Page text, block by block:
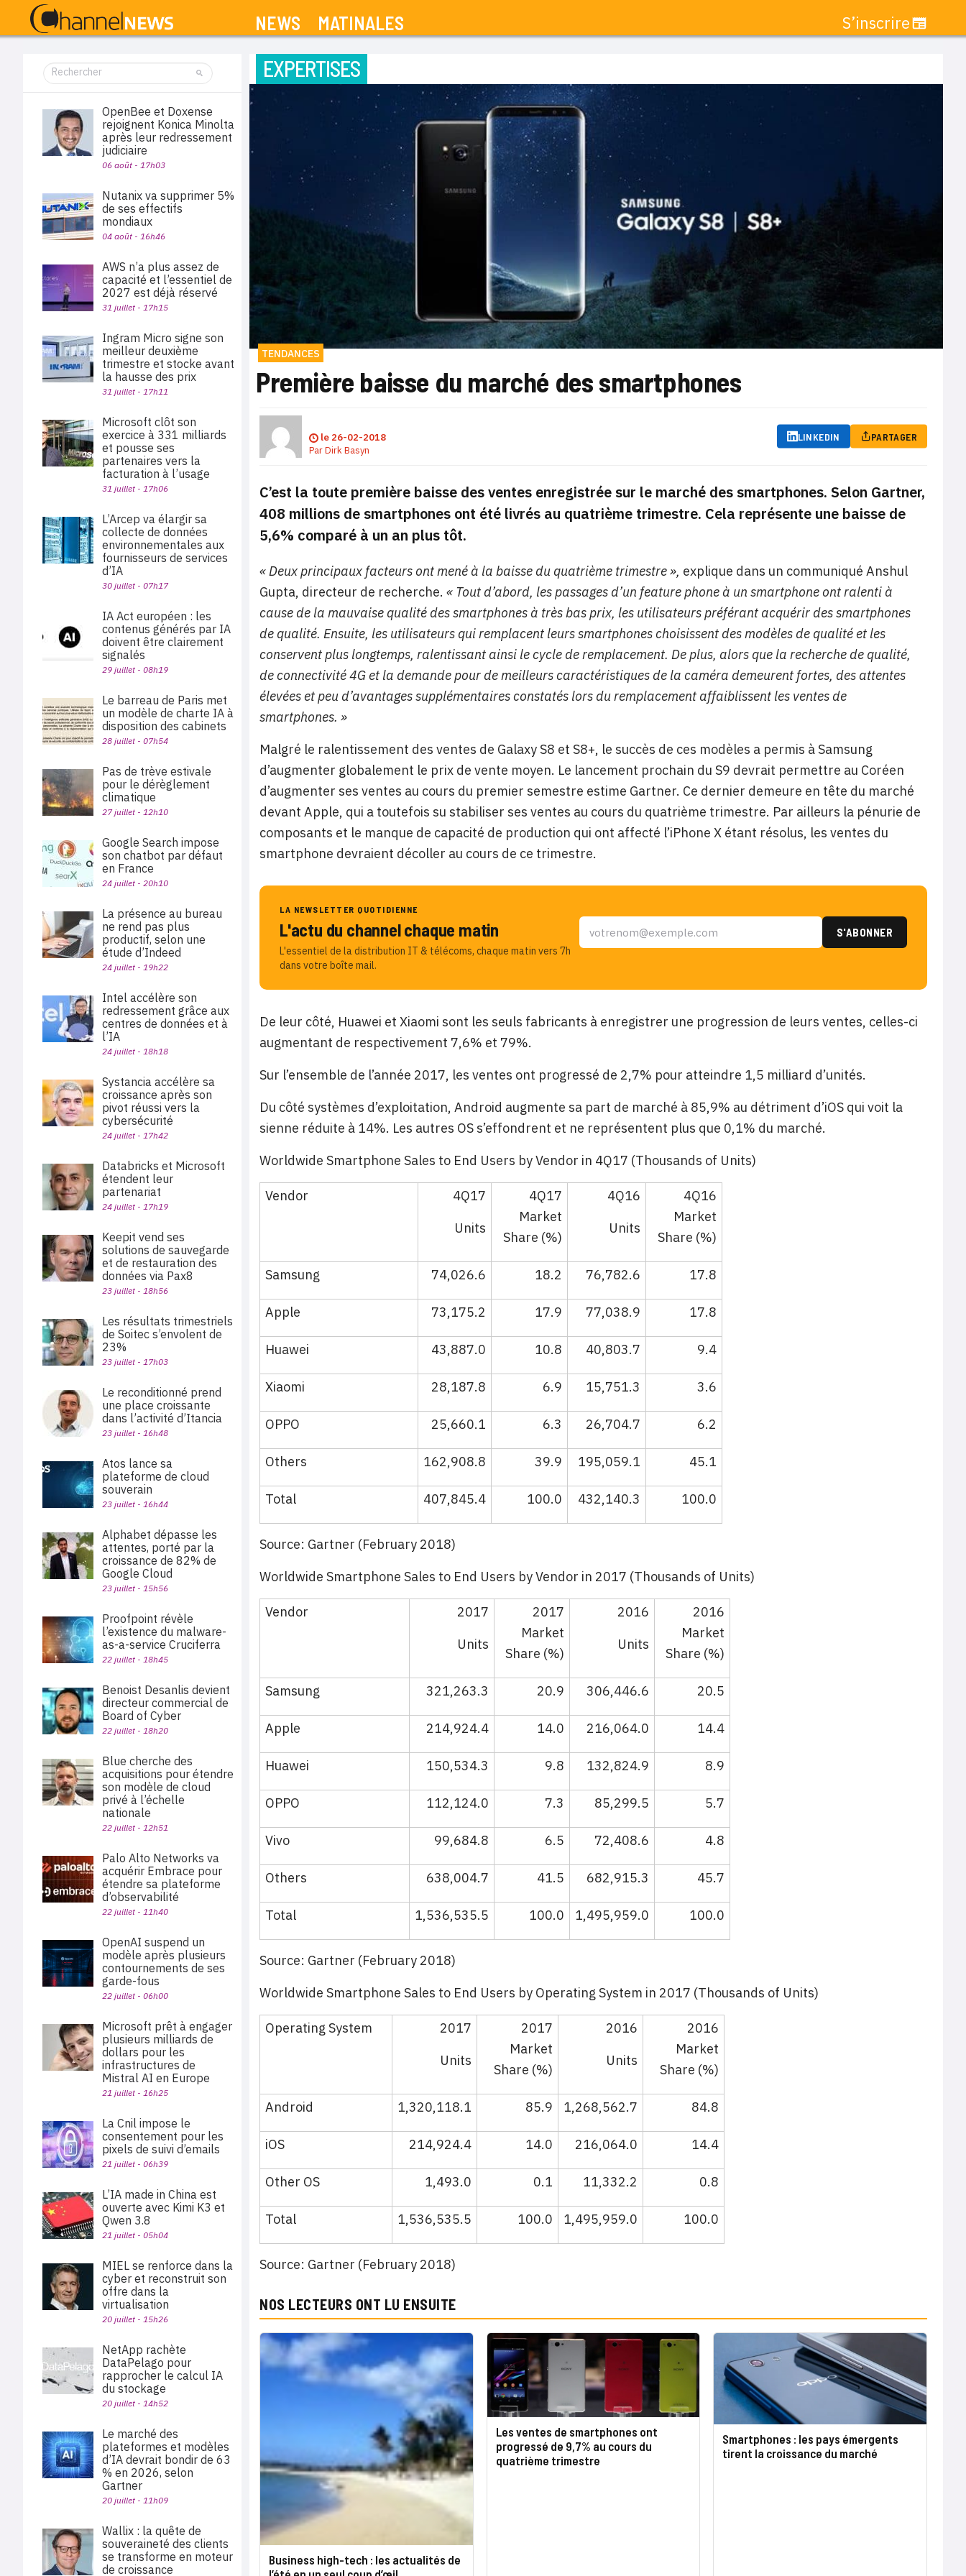
NEWS MATINALES S’inscrire
EXPERTISES
TENDANCES
Première baisse du marché des smartphones
le 26-02-2018
ParDirk Basyn
LINKEDIN PARTAGER
C’est la toute première baisse des ventes enregistrée sur le marché des smartphones. Selon Gartner,
408 millions de smartphones ont été livrés au quatrième trimestre. Cela représente une baisse de
5,6% comparé à un an plus tôt.
« Deux principaux facteurs ont mené à la baisse du quatrième trimestre », explique dans un communiqué Anshul
Gupta, directeur de recherche. « Tout d’abord, les passages d’un feature phone à un smartphone ont ralenti à
cause de la mauvaise qualité des smartphones à très bas prix, les utilisateurs préférant acquérir des smartphones
de qualité. Ensuite, les utilisateurs qui remplacent leurs smartphones choisissent des modèles de qualité et les
conservent plus longtemps, ralentissant ainsi le cycle de remplacement. De plus, alors que la recherche de qualité,
de connectivité 4G et la demande pour de meilleurs caractéristiques de la caméra demeurent fortes, des attentes
élevées et peu d’avantages supplémentaires constatés lors du remplacement affaiblissent les ventes de
smartphones. »
Malgré le ralentissement des ventes de Galaxy S8 et S8+, le succès de ces modèles a permis à Samsung
d’augmenter globalement le prix de vente moyen. Le lancement prochain du S9 devrait permettre au Coréen
d’augmenter ses ventes au cours du premier semestre estime Gartner. Ce dernier demeure en tête du marché
devant Apple, qui a toutefois su stabiliser ses ventes au cours du quatrième trimestre. Par ailleurs la pénurie de
composants et le manque de capacité de production qui ont affecté l’iPhone X étant résolus, les ventes du
smartphone devraient décoller au cours de ce trimestre.
LA NEWSLETTER QUOTIDIENNE
L'actu du channel chaque matin
L'essentiel de la distribution IT & télécoms, chaque matin vers 7h
dans votre boîte mail.
De leur côté, Huawei et Xiaomi sont les seuls fabricants à enregistrer une progression de leurs ventes, celles-ci
augmentant de respectivement 7,6% et 79%.
Sur l’ensemble de l’année 2017, les ventes ont progressé de 2,7% pour atteindre 1,5 milliard d’unités.
Du côté systèmes d’exploitation, Android augmente sa part de marché à 85,9% au détriment d’iOS qui voit la
sienne réduite à 14%. Les autres OS s’effondrent et ne représentent plus que 0,1% du marché.
Worldwide Smartphone Sales to End Users by Vendor in 4Q17 (Thousands of Units)
Vendor
4Q17
Units
4Q17
Market
Share (%)
4Q16
Units
4Q16
Market
Share (%)
Samsung 74,026.6 18.2 76,782.6 17.8
Apple 73,175.2 17.9 77,038.9 17.8
Huawei 43,887.0 10.8 40,803.7 9.4
Xiaomi 28,187.8 6.9 15,751.3 3.6
OPPO 25,660.1 6.3 26,704.7 6.2
Others 162,908.8 39.9 195,059.1 45.1
Total 407,845.4 100.0 432,140.3 100.0
Source: Gartner (February 2018)
Worldwide Smartphone Sales to End Users by Vendor in 2017 (Thousands of Units)
Vendor
2017
Units
2017
Market
Share (%)
2016
Units
2016
Market
Share (%)
Samsung 321,263.3 20.9 306,446.6 20.5
Apple 214,924.4 14.0 216,064.0 14.4
Huawei 150,534.3 9.8 132,824.9 8.9
OPPO 112,124.0 7.3 85,299.5 5.7
Vivo 99,684.8 6.5 72,408.6 4.8
Others 638,004.7 41.5 682,915.3 45.7
Total 1,536,535.5 100.0 1,495,959.0 100.0
Source: Gartner (February 2018)
Worldwide Smartphone Sales to End Users by Operating System in 2017 (Thousands of Units)
Operating System
2017
Units
2017
Market
Share (%)
2016
Units
2016
Market
Share (%)
Android 1,320,118.1 85.9 1,268,562.7 84.8
iOS 214,924.4 14.0 216,064.0 14.4
Other OS 1,493.0 0.1 11,332.2 0.8
Total 1,536,535.5 100.0 1,495,959.0 100.0
Source: Gartner (February 2018)
NOS LECTEURS ONT LU ENSUITE
Business high-tech : les actualités de
Les ventes de smartphones ont
progressé de 9,7% au cours du
quatrième trimestre
Smartphones : les pays émergents
tirent la croissance du marché
OpenBee et Doxense
rejoignent Konica Minolta
après leur redressement
judiciaire
06 août - 17h03
Nutanix va supprimer 5%
de ses effectifs
mondiaux
04 août - 16h46
AWS n’a plus assez de
capacité et l’essentiel de
2027 est déjà réservé
31 juillet - 17h15
Ingram Micro signe son
meilleur deuxième
trimestre et stocke avant
la hausse des prix
31 juillet - 17h11
Microsoft clôt son
exercice à 331 milliards
et pousse ses
partenaires vers la
facturation à l’usage
31 juillet - 17h06
L’Arcep va élargir sa
collecte de données
environnementales aux
fournisseurs de services
d’IA
30 juillet - 07h17
IA Act européen : les
contenus générés par IA
doivent être clairement
signalés
29 juillet - 08h19
Le barreau de Paris met
un modèle de charte IA à
disposition des cabinets
28 juillet - 07h54
Pas de trève estivale
pour le dérèglement
climatique
27 juillet - 12h10
Google Search impose
son chatbot par défaut
en France
24 juillet - 20h10
La présence au bureau
ne rend pas plus
productif, selon une
étude d’Indeed
24 juillet - 19h22
Intel accélère son
redressement grâce aux
centres de données et à
l’IA
24 juillet - 18h18
Systancia accélère sa
croissance après son
pivot réussi vers la
cybersécurité
24 juillet - 17h42
Databricks et Microsoft
étendent leur
partenariat
24 juillet - 17h19
Keepit vend ses
solutions de sauvegarde
et de restauration des
données via Pax8
23 juillet - 18h56
Les résultats trimestriels
de Soitec s’envolent de
23%
23 juillet - 17h03
Le reconditionné prend
une place croissante
dans l’activité d’Itancia
23 juillet - 16h48
Atos lance sa
plateforme de cloud
souverain
23 juillet - 16h44
Alphabet dépasse les
attentes, porté par la
croissance de 82% de
Google Cloud
23 juillet - 15h56
Proofpoint révèle
l’existence du malware-
as-a-service Cruciferra
22 juillet - 18h45
Benoist Desanlis devient
directeur commercial de
Board of Cyber
22 juillet - 18h20
Blue cherche des
acquisitions pour étendre
son modèle de cloud
privé à l’échelle
nationale
22 juillet - 12h51
Palo Alto Networks va
acquérir Embrace pour
étendre sa plateforme
d’observabilité
22 juillet - 11h40
OpenAI suspend un
modèle après plusieurs
contournements de ses
garde-fous
22 juillet - 06h00
Microsoft prêt à engager
plusieurs milliards de
dollars pour les
infrastructures de
Mistral AI en Europe
21 juillet - 16h25
La Cnil impose le
consentement pour les
pixels de suivi d’emails
21 juillet - 06h39
L’IA made in China est
ouverte avec Kimi K3 et
Qwen 3.8
21 juillet - 05h04
MIEL se renforce dans la
cyber et reconstruit son
offre dans la
virtualisation
20 juillet - 15h26
NetApp rachète
DataPelago pour
rapprocher le calcul IA
du stockage
20 juillet - 14h52
Le marché des
plateformes et modèles
d’IA devrait bondir de 63
% en 2026, selon
Gartner
20 juillet - 11h09
Wallix : la quête de
souveraineté des clients
se transforme en moteur
de croissance